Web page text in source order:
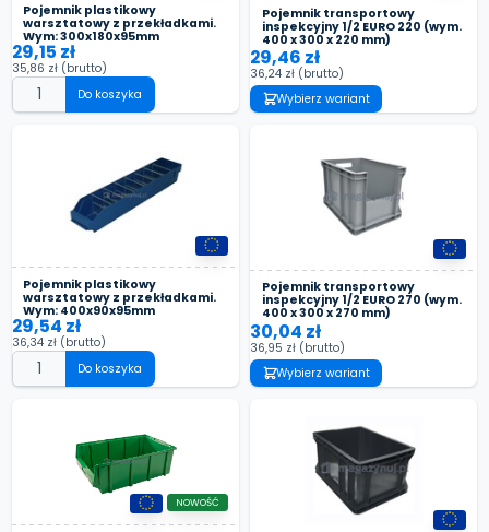
Pojemnik plastikowy
warsztatowy z przekładkami.
Wym: 300x180x95mm
29,15 zł
35,86 zł (brutto)
Do koszyka
Pojemnik transportowy
inspekcyjny 1/2 EURO 220 (wym.
400 x 300 x 220 mm)
29,46 zł
36,24 zł (brutto)
Wybierz wariant
Pojemnik plastikowy
warsztatowy z przekładkami.
Wym: 400x90x95mm
29,54 zł
36,34 zł (brutto)
Do koszyka
Pojemnik transportowy
inspekcyjny 1/2 EURO 270 (wym.
400 x 300 x 270 mm)
30,04 zł
36,95 zł (brutto)
Wybierz wariant
NOWOŚĆ